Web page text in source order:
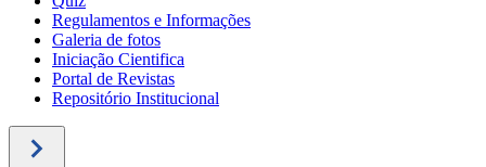
Regulamentos e Informações
Galeria de fotos
Iniciação Cientifica
Portal de Revistas
Repositório Institucional